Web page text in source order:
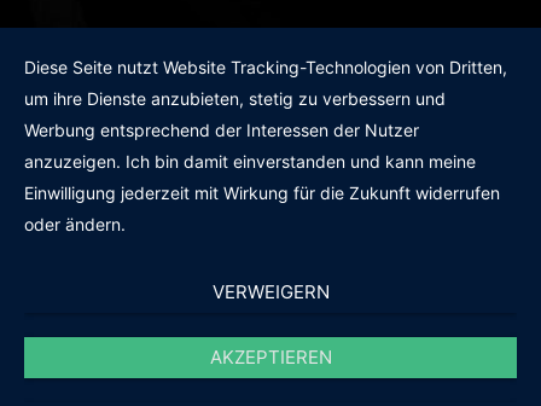
GRATIS WEBSITE-CHECK
des19n.at|iwant@des19n.at
Diese Seite nutzt Website Tracking-Technologien von Dritten,
um ihre Dienste anzubieten, stetig zu verbessern und
Werbung entsprechend der Interessen der Nutzer
anzuzeigen. Ich bin damit einverstanden und kann meine
Einwilligung jederzeit mit Wirkung für die Zukunft widerrufen
oder ändern.
VERWEIGERN
AKZEPTIEREN